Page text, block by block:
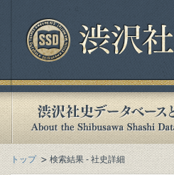
トップ 検索結果 - 社史詳細